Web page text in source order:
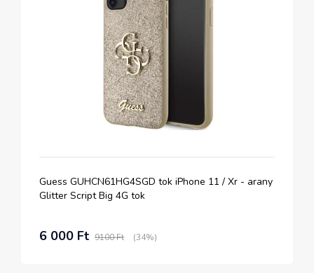
Guess GUHCN61HG4SGD tok iPhone 11 / Xr - arany
Glitter Script Big 4G tok
6 000 Ft 9100 Ft (34%)